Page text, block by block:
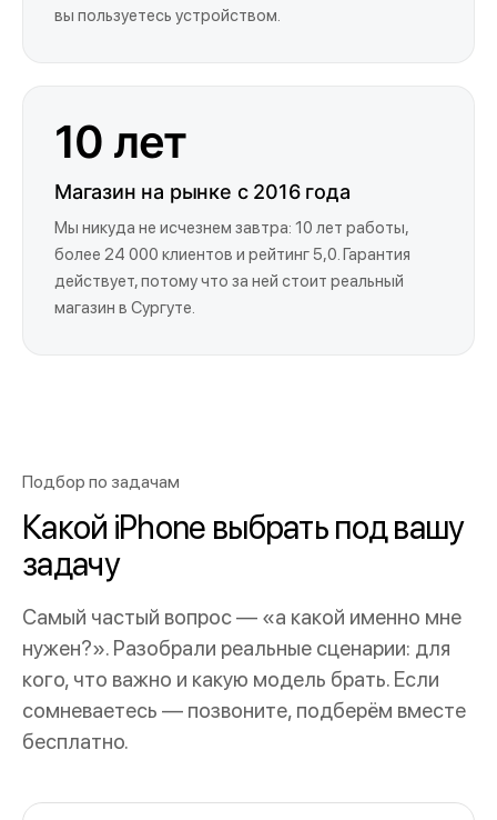
вы пользуетесь устройством.
10 лет
Магазин на рынке с 2016 года
Мы никуда не исчезнем завтра: 10 лет работы,
более 24 000 клиентов и рейтинг 5,0. Гарантия
действует, потому что за ней стоит реальный
магазин в Сургуте.
Подбор по задачам
Какой iPhone выбрать под вашу
задачу
Самый частый вопрос — «а какой именно мне
нужен?». Разобрали реальные сценарии: для
кого, что важно и какую модель брать. Если
сомневаетесь — позвоните, подберём вместе
бесплатно.